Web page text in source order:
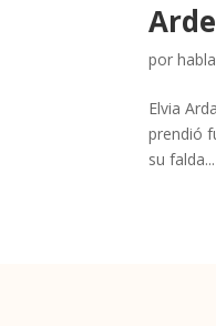
por
Elvia
prendió
su falda...